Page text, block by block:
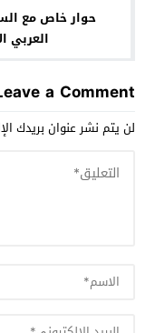
حوار خاص مع
العربي
a Comment
لن يتم نشر عنوان بريدك